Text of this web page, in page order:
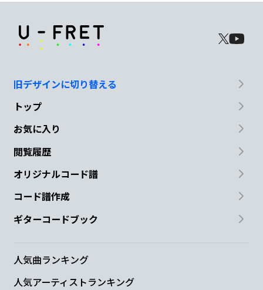
気 がつけば Weekend
日常は
G#7
N.C.
もっと笑い たい
Ah もっとダラけ よう
旧デザインに切り替える
トップ
お気に入り
閲覧履歴
オリジナルコード譜
コード譜作成
ギターコードブック
人気曲ランキング
人気アーティストランキング